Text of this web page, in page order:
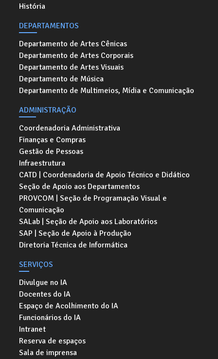
História
DEPARTAMENTOS
Departamento de Artes Cênicas
Departamento de Artes Corporais
Departamento de Artes Visuais
Departamento de Música
Departamento de Multimeios, Mídia e Comunicação
ADMINISTRAÇÃO
Coordenadoria Administrativa
Finanças e Compras
Gestão de Pessoas
Infraestrutura
CATD | Coordenadoria de Apoio Técnico e Didático
Seção de Apoio aos Departamentos
PROVCOM | Seção de Programação Visual e
Comunicação
SALab | Seção de Apoio aos Laboratórios
SAP | Seção de Apoio à Produção
Diretoria Técnica de Informática
SERVIÇOS
Divulgue no IA
Docentes do IA
Espaço de Acolhimento do IA
Funcionários do IA
Intranet
Reserva de espaços
Sala de imprensa